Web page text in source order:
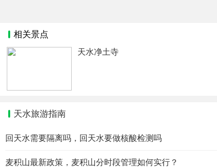
相关景点
天水净土寺
天水旅游指南
回天水需要隔离吗，回天水要做核酸检测吗
麦积山最新政策，麦积山分时段管理如何实行？